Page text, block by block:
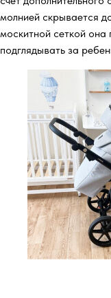
молнией скрывается
москитной сеткой она
подглядывать за